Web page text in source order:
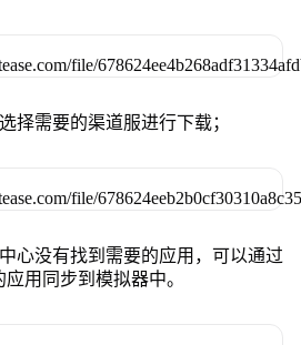
择需要的渠道服进行下载；
心没有找到需要的应用，可以通过
用同步到模拟器中。